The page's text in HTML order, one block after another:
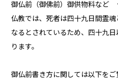
御仏前（御佛前）御供物料など
仏教では、死者は四十九日間霊
なるとされているため、四十九
ります。
御仏前書き方に関しては以下をご